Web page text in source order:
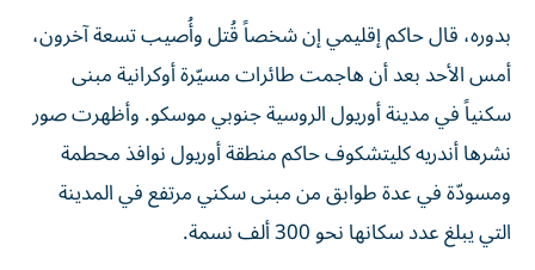
بدوره، قال حاكم إقليمي ​إن شخصاً قُتل وأُصيب ‌تسعة آخرون،
أمس الأحد بعد أن ‌هاجمت طائرات مسيّرة أوكرانية مبنى
سكنياً في مدينة أوريول الروسية جنوبي موسكو. وأظهرت صور
​نشرها أندريه كليتشكوف ‌حاكم منطقة أوريول نوافذ محطمة
ومسودّة في عدة طوابق من مبنى ​سكني ‌مرتفع ‌في المدينة
التي يبلغ عدد سكانها نحو ‌300 ‌ألف نسمة.